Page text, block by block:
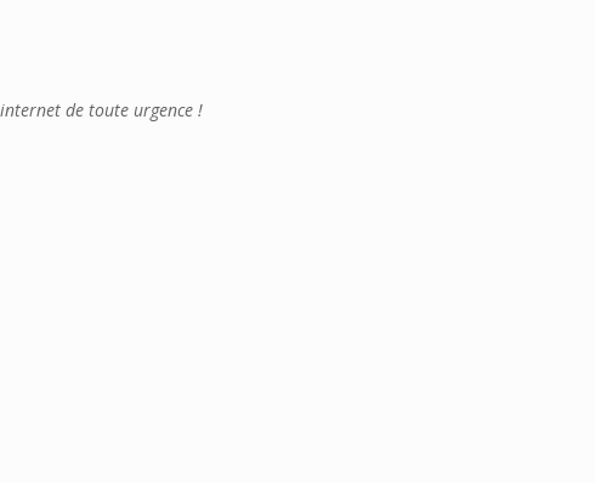
de toute urgence !